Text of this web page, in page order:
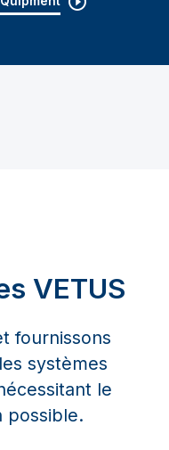
VETUS
fournissons
systèmes
le
possible.